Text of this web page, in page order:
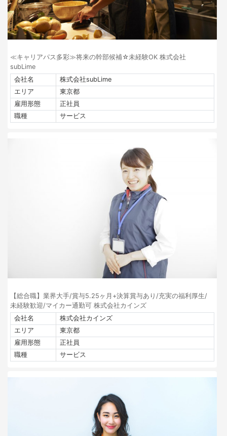
≪キャリアパス多彩≫将来の幹部候補☆未経験OK 株式会社
subLime
会社名
株式会社subLime
エリア
東京都
雇用形態
正社員
職種
サービス
【総合職】業界大手/賞与5.25ヶ月+決算賞与あり/充実の福利厚生/
未経験歓迎/マイカー通勤可 株式会社カインズ
会社名
株式会社カインズ
エリア
東京都
雇用形態
正社員
職種
サービス